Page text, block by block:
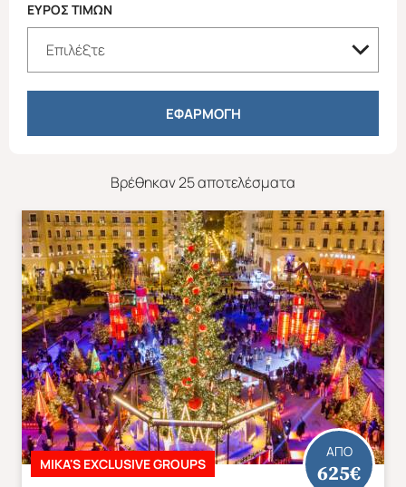
Απευθείας απο Ηράκλειο Εκτός Ευρώπης
ΕΥΡΟΣ ΤΙΜΩΝ
ΕΦΑΡΜΟΓΗ
Βρέθηκαν 25 αποτελέσματα
ΑΠΟ
625€
MIKA'S EXCLUSIVE GROUPS